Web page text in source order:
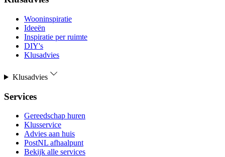
Wooninspiratie
Ideeën
Inspiratie per ruimte
DIY's
Klusadvies
Klusadvies
Services
Gereedschap huren
Klusservice
Advies aan huis
PostNL afhaalpunt
Bekijk alle services